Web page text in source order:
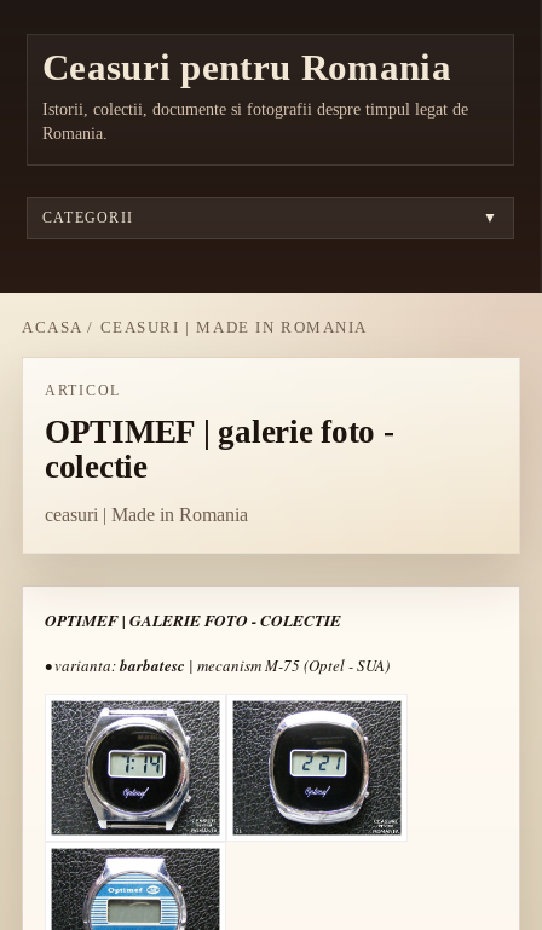
Ceasuri pentru Romania
Istorii, colectii, documente si fotografii despre timpul legat de
Romania.
CATEGORII ▼
ACASA / CEASURI | MADE IN ROMANIA
ARTICOL
OPTIMEF | galerie foto -
colectie
ceasuri | Made in Romania
OPTIMEF | GALERIE FOTO - COLECTIE
• varianta:barbatesc | mecanism M-75 (Optel - SUA)